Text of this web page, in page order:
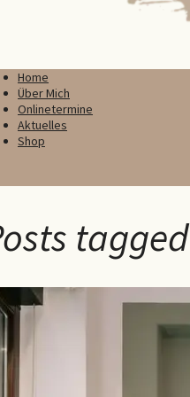
Home
Über Mich
Onlinetermine
Aktuelles
Shop
tagged